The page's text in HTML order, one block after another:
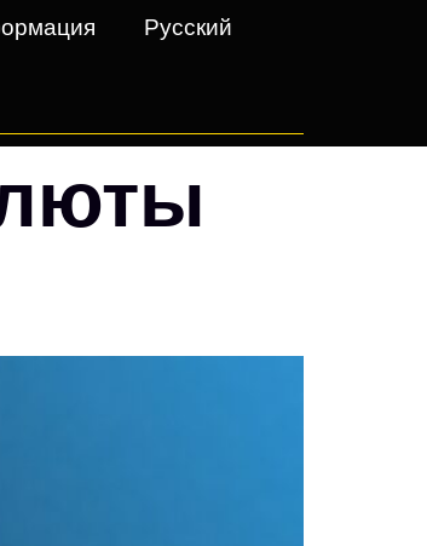
Русский